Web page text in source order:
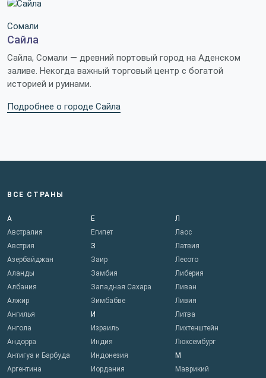
Сомали
Сайла
Сайла, Сомали — древний портовый город на Аденском
заливе. Некогда важный торговый центр с богатой
историей и руинами.
Подробнее о городе Сайла
ВСЕ СТРАНЫ
А
Австралия
Австрия
Азербайджан
Аланды
Албания
Алжир
Ангилья
Ангола
Андорра
Антигуа и Барбуда
Аргентина
Е
Египет
З
Заир
Замбия
Западная Сахара
Зимбабве
И
Израиль
Индия
Индонезия
Иордания
Л
Лаос
Латвия
Лесото
Либерия
Ливан
Ливия
Литва
Лихтенштейн
Люксембург
М
Маврикий